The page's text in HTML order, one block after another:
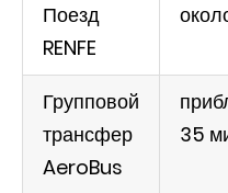
Поезд
RENFE
Групповой
трансфер
AeroBus
35